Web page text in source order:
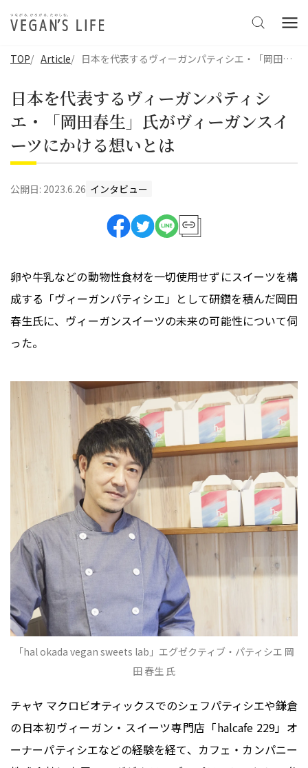
TOP Article 日本を代表するヴィーガンパティシエ・「岡田春生」氏がヴィーガンスイーツにかける想いとは
日本を代表するヴィーガンパティシ
エ・「岡田春生」氏がヴィーガンスイ
ーツにかける想いとは
公開日: 2023.6.26 インタビュー
卵や牛乳などの動物性食材を一切使用せずにスイーツを構
成する「ヴィーガンパティシエ」として研鑽を積んだ岡田
春生氏に、ヴィーガンスイーツの未来の可能性について伺
った。
「hal okada vegan sweets lab」エグゼクティブ・パティシエ 岡
田 春生 氏
チャヤ マクロビオティックスでのシェフパティシエや鎌倉
の日本初ヴィーガン・スイーツ専門店「halcafe 229」オ
ーナーパティシエなどの経験を経て、カフェ・カンパニー